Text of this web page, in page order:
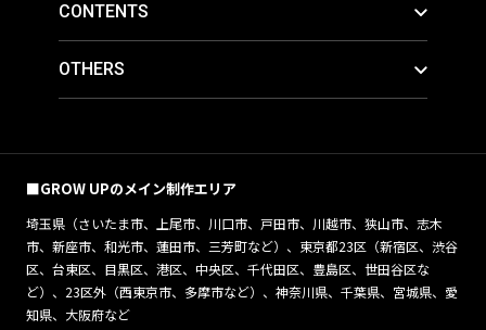
CONTENTS
OTHERS
■GROW UPのメイン制作エリア
埼玉県（さいたま市、上尾市、川口市、戸田市、川越市、狭山市、志木
市、新座市、和光市、蓮田市、三芳町など）、東京都23区（新宿区、渋谷
区、台東区、目黒区、港区、中央区、千代田区、豊島区、世田谷区な
ど）、23区外（西東京市、多摩市など）、神奈川県、千葉県、宮城県、愛
知県、大阪府など